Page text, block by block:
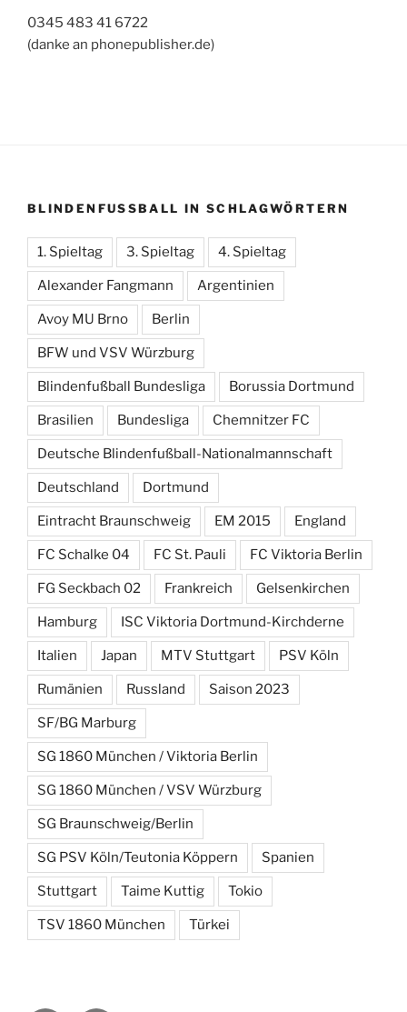
0345 483 41 6722
(danke an phonepublisher.de)
BLINDENFUSSBALL IN SCHLAGWÖRTERN
1. Spieltag 3. Spieltag 4. Spieltag
Alexander Fangmann Argentinien
Avoy MU Brno Berlin
BFW und VSV Würzburg
Blindenfußball Bundesliga Borussia Dortmund
Brasilien Bundesliga Chemnitzer FC
Deutsche Blindenfußball-Nationalmannschaft
Deutschland Dortmund
Eintracht Braunschweig EM 2015 England
FC Schalke 04 FC St. Pauli FC Viktoria Berlin
FG Seckbach 02 Frankreich Gelsenkirchen
Hamburg ISC Viktoria Dortmund-Kirchderne
Italien Japan MTV Stuttgart PSV Köln
Rumänien Russland Saison 2023
SF/BG Marburg
SG 1860 München / Viktoria Berlin
SG 1860 München / VSV Würzburg
SG Braunschweig/Berlin
SG PSV Köln/Teutonia Köppern Spanien
Stuttgart Taime Kuttig Tokio
TSV 1860 München Türkei